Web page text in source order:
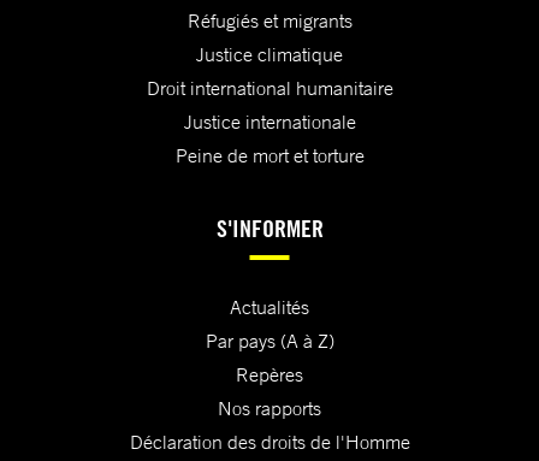
Réfugiés et migrants
Justice climatique
Droit international humanitaire
Justice internationale
Peine de mort et torture
S'INFORMER
Actualités
Par pays (A à Z)
Repères
Nos rapports
Déclaration des droits de l'Homme